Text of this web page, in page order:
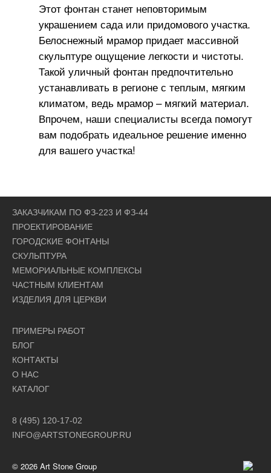
Этот фонтан станет неповторимым
украшением сада или придомового участка.
Белоснежный мрамор придает массивной
скульптуре ощущение легкости и чистоты.
Такой уличный фонтан предпочтительно
устанавливать в регионе с теплым, мягким
климатом, ведь мрамор – мягкий материал.
Впрочем, наши специалисты всегда помогут
вам подобрать идеальное решение именно
для вашего участка!
ЗАКАЗЧИКАМ ПО ФЗ-223 И ФЗ-44
ПРОЕКТИРОВАНИЕ
ГОРОДСКИЕ ФОНТАНЫ
СКУЛЬПТУРА
МЕМОРИАЛЬНЫЕ КОМПЛЕКСЫ
ЧАСТНЫМ КЛИЕНТАМ
ИЗДЕЛИЯ ДЛЯ ЦЕРКВИ
ПРИМЕРЫ РАБОТ
БЛОГ
КОНТАКТЫ
О НАС
КАТАЛОГ
8 (495) 120-17-02
INFO@ARTSTONEGROUP.RU
© 2026 Art Stone Group